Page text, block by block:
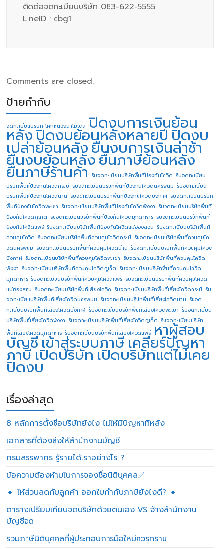
ติดต่อจดทะเบียนบริษัท 083-622-5555
LineID : cbg1
Comments are closed.
ป้ายกำกับ
จดทะเบียนบริษัท โคกหนองนาโมเดล ปิดงบการเงินย้อน
หลังปิดงบย้อนหลังหลายปี ปิดงบ
เปล่าย้อนหลังยื่นงบการเงินล่าช้า
ยื่นงบย้อนหลังยื่นภาษีย้อนหลัง
ยื่นภาษีร้านค้า รับจดทะเบียนบริษัทพื้นทีป้องกันโควิด รับจดทะเบียน
บริษัทพื้นทีป้องกันโควิดกระบี่ รับจดทะเบียนบริษัทพื้นทีป้องกันโควิดนครพนม รับจดทะเบียน
บริษัทพื้นทีป้องกันโควิดน่าน รับจดทะเบียนบริษัทพื้นทีป้องกันโควิดบึงกาฬ รับจดทะเบียนบริษัท
พื้นทีป้องกันโควิดพะเยา รับจดทะเบียนบริษัทพื้นทีป้องกันโควิดพังงา รับจดทะเบียนบริษัทพื้นที
ป้องกันโควิดภูเก็ต รับจดทะเบียนบริษัทพื้นทีป้องกันโควิดมุกดาหาร รับจดทะเบียนบริษัทพื้นที
ป้องกันโควิดแพร่ รับจดทะเบียนบริษัทพื้นทีป้องกันโควิดแม่ฮ่องสอน รับจดทะเบียนบริษัทพื้นที่
ควบคุมโควิด รับจดทะเบียนบริษัทพื้นที่ควบคุมโควิดกระบี่ รับจดทะเบียนบริษัทพื้นที่ควบคุมโค
วิดนครพนม รับจดทะเบียนบริษัทพื้นที่ควบคุมโควิดน่าน รับจดทะเบียนบริษัทพื้นที่ควบคุมโควิด
บึงกาฬ รับจดทะเบียนบริษัทพื้นที่ควบคุมโควิดพะเยา รับจดทะเบียนบริษัทพื้นที่ควบคุมโควิด
พังงา รับจดทะเบียนบริษัทพื้นที่ควบคุมโควิดภูเก็ต รับจดทะเบียนบริษัทพื้นที่ควบคุมโควิด
มุกดาหาร รับจดทะเบียนบริษัทพื้นที่ควบคุมโควิดแพร่ รับจดทะเบียนบริษัทพื้นที่ควบคุมโควิด
แม่ฮ่องสอน รับจดทะเบียนบริษัทพื้นที่เสี่ยงโควิด รับจดทะเบียนบริษัทพื้นที่เสี่ยงโควิดกระบี่ รับ
จดทะเบียนบริษัทพื้นที่เสี่ยงโควิดนครพนม รับจดทะเบียนบริษัทพื้นที่เสี่ยงโควิดน่าน รับจด
ทะเบียนบริษัทพื้นที่เสี่ยงโควิดบึงกาฬ รับจดทะเบียนบริษัทพื้นที่เสี่ยงโควิดพะเยา รับจดทะเบียน
บริษัทพื้นที่เสี่ยงโควิดพังงา รับจดทะเบียนบริษัทพื้นที่เสี่ยงโควิดภูเก็ต รับจดทะเบียนบริษัท
พื้นที่เสี่ยงโควิดมุกดาหาร รับจดทะเบียนบริษัทพื้นที่เสี่ยงโควิดแพร่ หาผู้สอบ
บัญชี เข้าสู่ระบบภาษี เคลียร์ปัญหา
ภาษีเปิดบริษัทเปิดบริษัทแต่ไม่เคย
ปิดงบ
เรื่องล่าสุด
8 หลักการตั้งชื่อบริษัทยังไง ไม่ให้มีปัญหาทีหลัง
เอกสารที่ต้องส่งให้สำนักงานบัญชี
กรมสรรพากร รู้รายได้เราอย่างไร ?
ข้อความต้องห้ามในการจองชื่อนิติบุคคล✅
🔸 ให้ส่วนลดกับลูกค้า ออกใบกำกับภาษียังไงดี? 🔸
ตารางเปรียบเทียบจดบริษัทด้วยตนเอง VS จ้างสำนักงาน
บัญชีจด
รวมภาษีนิติบุคคลที่ผู้ประกอบการมือใหม่ควรทราบ